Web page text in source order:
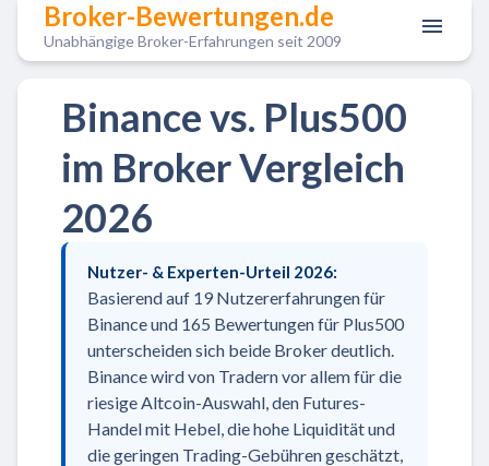
Broker-Bewertungen.de
Unabhängige Broker-Erfahrungen seit 2009
Binance vs. Plus500
im Broker Vergleich
2026
Nutzer- & Experten-Urteil 2026:
Basierend auf 19 Nutzererfahrungen für
Binance und 165 Bewertungen für Plus500
unterscheiden sich beide Broker deutlich.
Binance wird von Tradern vor allem für die
riesige Altcoin-Auswahl, den Futures-
Handel mit Hebel, die hohe Liquidität und
die geringen Trading-Gebühren geschätzt,